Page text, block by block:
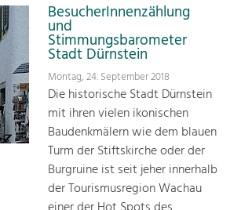
BesucherInnenzählung
und
Stimmungsbarometer
Stadt Dürnstein
Montag, 24. September 2018
Die historische Stadt Dürnstein
mit ihren vielen ikonischen
Baudenkmälern wie dem blauen
Turm der Stiftskirche oder der
Burgruine ist seit jeher innerhalb
der Tourismusregion Wachau